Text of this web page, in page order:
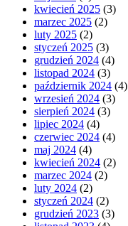
kwiecień 2025 (3)
marzec 2025 (2)
luty 2025 (2)
styczeń 2025 (3)
grudzień 2024 (4)
listopad 2024 (3)
październik 2024 (4)
wrzesień 2024 (3)
sierpień 2024 (3)
lipiec 2024 (4)
czerwiec 2024 (4)
maj 2024 (4)
kwiecień 2024 (2)
marzec 2024 (2)
luty 2024 (2)
styczeń 2024 (2)
grudzień 2023 (3)